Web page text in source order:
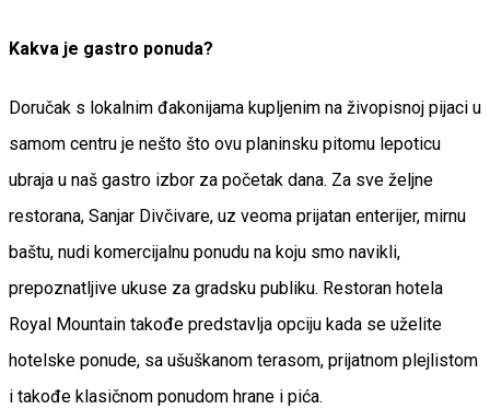
Kakva je gastro ponuda?
Doručak s lokalnim đakonijama kupljenim na živopisnoj pijaci u
samom centru je nešto što ovu planinsku pitomu lepoticu
ubraja u naš gastro izbor za početak dana. Za sve željne
restorana, Sanjar Divčivare, uz veoma prijatan enterijer, mirnu
baštu, nudi komercijalnu ponudu na koju smo navikli,
prepoznatljive ukuse za gradsku publiku. Restoran hotela
Royal Mountain takođe predstavlja opciju kada se uželite
hotelske ponude, sa ušuškanom terasom, prijatnom plejlistom
i takođe klasičnom ponudom hrane i pića.